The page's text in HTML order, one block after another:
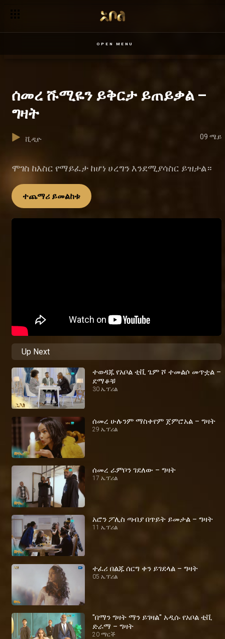
OPEN MENU
ሰመረ ሹሚዬን ይቅርታ ይጠይቃል –
ግዛት
ቪዲዮ 09 ሜይ
ሞገስ ከእስር የማይፈታ ከሆነ ሀረግን እንደሚያሳስር ይዝታል።
ተጨማሪ ይመልከቱ
Up Next
ተወዳጁ የአቦል ቲቪ ጌም ሾ ተመልሶ መጥቷል –
ደማቆቹ
30 ኤፕሪል
ሰመረ ሁሉንም ማስቀየም ጀምሮአል – ግዛት
29 ኤፕሪል
ሰመረ ራምቦን ገደለው – ግዛት
17 ኤፕሪል
አሮን ፖሊስ ጣብያ በጥይት ይመታል – ግዛት
11 ኤፕሪል
ተፈሪ በልጁ ሰርግ ቀን ይገደላል – ግዛት
05 ኤፕሪል
"በማን ግዛት ማን ይገዛል" አዲሱ የአቦል ቲቪ
ድራማ – ግዛት
20 ማርች